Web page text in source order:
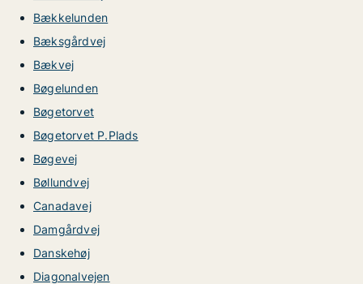
Bækkelunden
Bæksgårdvej
Bækvej
Bøgelunden
Bøgetorvet
Bøgetorvet P.Plads
Bøgevej
Bøllundvej
Canadavej
Damgårdvej
Danskehøj
Diagonalvejen